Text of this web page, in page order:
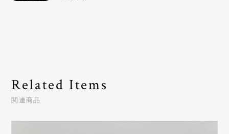
Related Items
関連商品